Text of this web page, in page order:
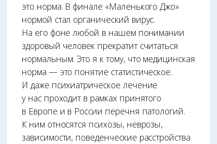
это норма. В финале «Маленького Джо»
нормой стал органический вирус.
На его фоне любой в нашем понимании
здоровый человек прекратит считаться
нормальным. Это я к тому, что медицинская
норма — это понятие статистическое.
И даже психиатрическое лечение
у нас проходит в рамках принятого
в Европе и в России перечня патологий.
К ним относятся психозы, неврозы,
зависимости, поведенческие расстройства